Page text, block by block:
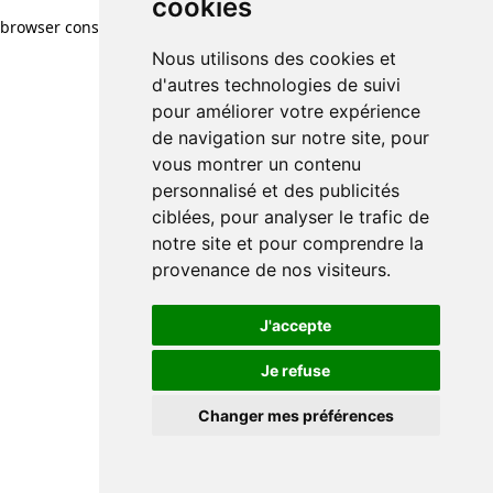
cookies
Nous utilisons des cookies et
d'autres technologies de suivi
pour améliorer votre expérience
de navigation sur notre site, pour
vous montrer un contenu
personnalisé et des publicités
ciblées, pour analyser le trafic de
notre site et pour comprendre la
provenance de nos visiteurs.
J'accepte
Je refuse
Changer mes préférences
browser console for more information)